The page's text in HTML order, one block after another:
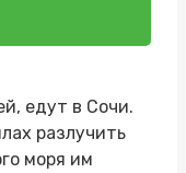
едут в Сочи.
разлучить
моря им